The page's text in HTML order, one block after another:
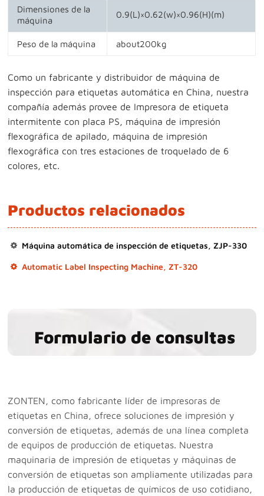
Dimensiones de la
máquina
0.9(L)×0.62(w)×0.96(H)(m)
Peso de la máquina about200kg
Como un fabricante y distribuidor de máquina de
inspección para etiquetas automática en China, nuestra
compañía además provee de Impresora de etiqueta
intermitente con placa PS, máquina de impresión
flexográfica de apilado, máquina de impresión
flexográfica con tres estaciones de troquelado de 6
colores, etc.
Productos relacionados
Máquina automática de inspección de etiquetas, ZJP-330
Automatic Label Inspecting Machine, ZT-320
Formulario de consultas
ZONTEN, como fabricante líder de impresoras de
etiquetas en China, ofrece soluciones de impresión y
conversión de etiquetas, además de una línea completa
de equipos de producción de etiquetas. Nuestra
maquinaria de impresión de etiquetas y máquinas de
conversión de etiquetas son ampliamente utilizadas para
la producción de etiquetas de químicos de uso cotidiano,